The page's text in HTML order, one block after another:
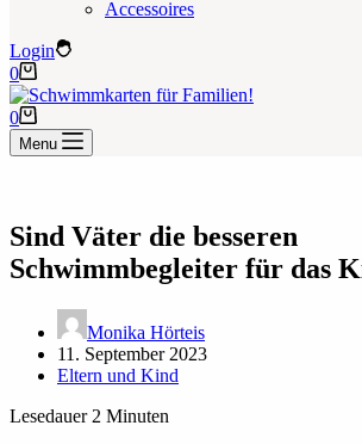
Accessoires
Login
Warenkorb
0
Warenkorb
0
Menu
Sind Väter die besseren
Schwimmbegleiter für das
Monika Hörteis
11. September 2023
Eltern und Kind
Lesedauer 2 Minuten